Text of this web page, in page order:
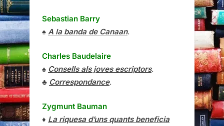
Sebastian Barry
♠ A la banda de Canaan.
Charles Baudelaire
♠ Consells als joves escriptors.
♣ Correspondance.
Zygmunt Bauman
♦ La riquesa d’uns quants beneficia